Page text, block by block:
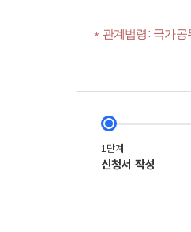
* 관계법령: 국가공